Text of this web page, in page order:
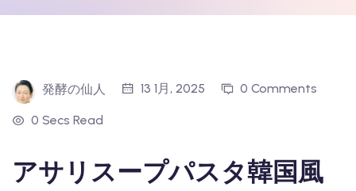
発酵の仙人 13 1月, 2025 0 Comments
0 Secs Read
アサリスープパスタ韓国風